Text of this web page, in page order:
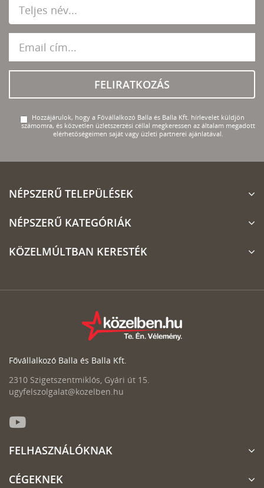
FELIRATKOZÁS
Hozzájárulok, hogy a Fővállalkozó Balla és Balla Kft. hírlevelet küldjön
számomra, és közvetlen üzletszerzési céllal megkeressen az általam megadott
elérhetőségeimen saját vagy üzleti partnerei ajánlatával.
NÉPSZERŰ TELEPÜLÉSEK
NÉPSZERŰ KATEGÓRIÁK
KÖZELMÚLTBAN KERESTÉK
Fővállalkozó Balla és Balla Kft.
2310 Szigetszentmiklós, Gyári út 15.
ugyfelszolgalat@kozelben.hu
FELHASZNÁLÓKNAK
CÉGEKNEK